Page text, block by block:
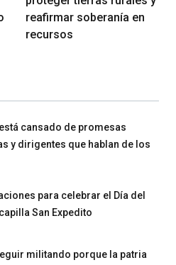
reafirmar soberanía en
recursos
cansado de promesas
y dirigentes que hablan de los
para celebrar el Día del
San Expedito
militando porque la patria